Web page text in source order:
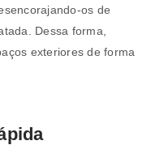
os de
Dessa forma,
exteriores de forma